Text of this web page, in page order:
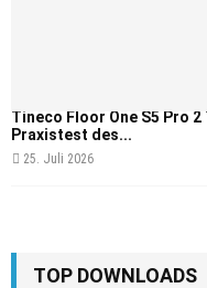
Tineco Floor One S5 Pro
Praxistest des...
25. Juli 2026
TOP DOWNLOADS